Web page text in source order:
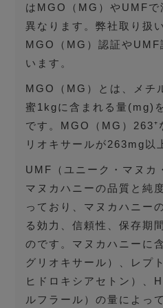
はMGO（MG）やUMFで
異なります。弊社取り扱
MGO（MG）認証やUMF
います。
MGO（MG）とは、メチ
蜜1kgに含まれる量(mg)
です。MGO（MG）263⁺
リオキサールが263mg以
UMF（ユニーク・マヌカ
マヌカハニーの品質と純
っており、マヌカハニー
る効力、信頼性、保存期
のです。マヌカハニーに
グリオキサール）、レプ
ヒドロキシアセトン）、
ルフラール）の量によっ